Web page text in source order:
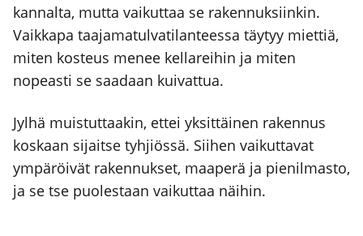
kan­nal­ta, mut­ta vai­kut­taa se raken­nuk­siin­kin.
Vaik­ka­pa taa­ja­ma­tul­va­ti­lan­tees­sa täy­tyy miet­tiä,
miten kos­teus menee kel­la­rei­hin ja miten
nopeas­ti se saa­daan kui­vat­tua.
Jyl­hä muis­tut­taa­kin, ettei yksit­täi­nen raken­nus
kos­kaan sijait­se tyh­jiös­sä. Sii­hen vai­kut­ta­vat
ympä­röi­vät raken­nuk­set, maa­pe­rä ja pie­nil­mas­to,
ja se tse puo­les­taan vai­kut­taa näi­hin.